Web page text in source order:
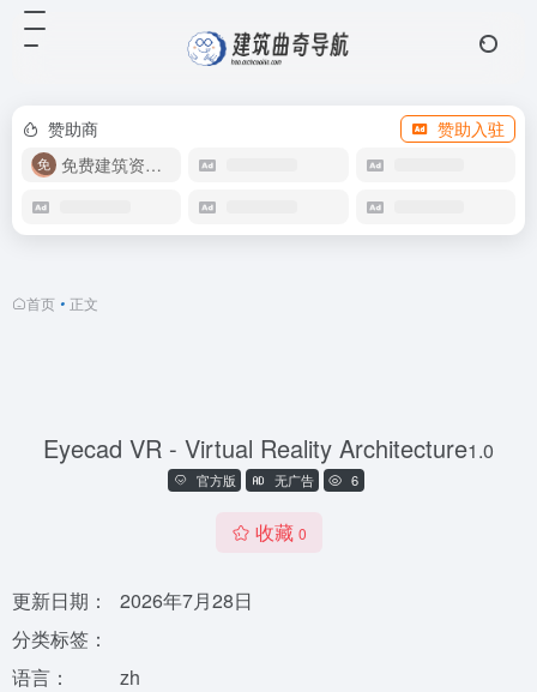
赞助商
赞助入驻
免费建筑资源库
首页 • 正文
Eyecad VR - Virtual Reality Architecture1.0
官方版 无广告 6
收藏 0
更新日期：
2026年7月28日
分类标签：
语言：
zh